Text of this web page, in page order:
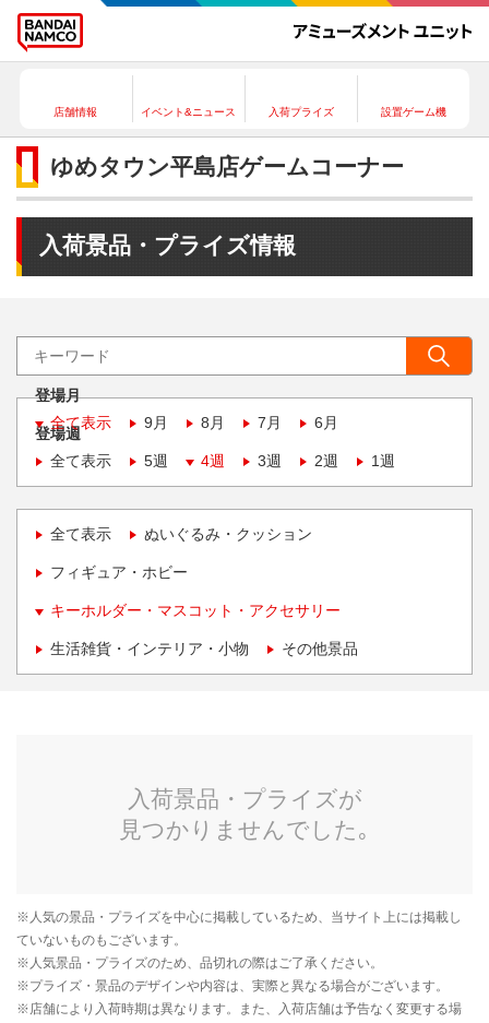
店舗情報 イベント&ニュース 入荷プライズ 設置ゲーム機
ゆめタウン平島店ゲームコーナー
入荷景品・プライズ情報
登場月
全て表示
9月 8月 7月 6月
登場週
全て表示
5週 4週 3週 2週 1週
全て表示 ぬいぐるみ・クッション
フィギュア・ホビー
キーホルダー・マスコット・アクセサリー
生活雑貨・インテリア・小物 その他景品